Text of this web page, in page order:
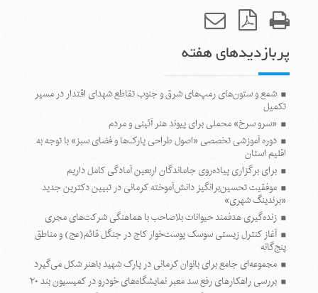
پربازدیدهای هفته
شمع و ستون‌های رمپ‌های شرق و جنوب تقاطع شهدای اقتدار در مسیر
تکمیل
«سرو سرخ» محملی برای پیوند هنر آئینی و مردم
دوره آموزشی تخصصی «اصول طراحی پارک‌ها و فضای سبز» با توجه به
اقلیم استان
برای برگزاری پیاده‌روی جاماندگان اربعین آمادگی کامل داریم
موفقیت تحسین‌برانگیز دانش‌آموخته کرمانی در تبیین دکترین جدید
«برندینگ شهری»
زنده‌گیری هدفمند حیوانات بلاصاحب با هماهنگی شرکت‌های مجری
آغاز کنترل زیستی سوسک پوست‌خوار کاج در جنگل قائم(عج) و مناطق
پنج‌گانه
مجموعه‌ای جامع برای بانوان کرمانی در پارک شهید باهنر شکل می‌گیرد
بررسی راهکارهای رفع سد معبر نمایشگاه‌های خودرو در کمیسیون بند ۲۰